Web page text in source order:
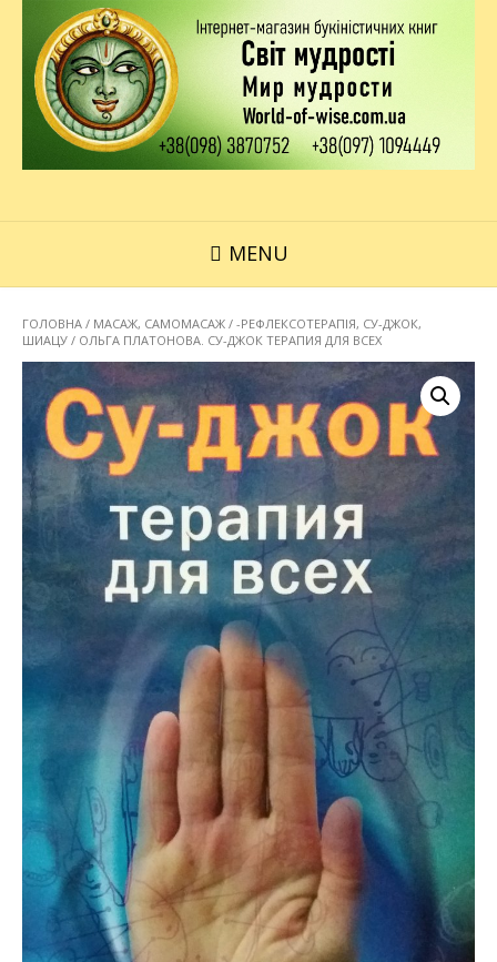
MENU
ГОЛОВНА / МАСАЖ, САМОМАСАЖ / -РЕФЛЕКСОТЕРАПІЯ, СУ-ДЖОК,
ШИАЦУ / ОЛЬГА ПЛАТОНОВА. СУ-ДЖОК ТЕРАПИЯ ДЛЯ ВСЕХ